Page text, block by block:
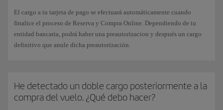
El cargo a tu tarjeta de pago se efectuará automáticamente cuando
finalice el proceso de Reserva y Compra Online. Dependiendo de tu
entidad bancaria, podrá haber una preautorizacion y después un cargo
definitivo que anule dicha preautorización.
He detectado un doble cargo posteriormente a la
compra del vuelo. ¿Qué debo hacer?